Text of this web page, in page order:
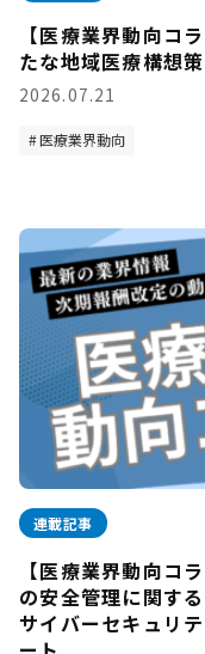
【医療業界動向コ
たな地域医療構想
2026.07.21
医療業界動向
連載記事
【医療業界動向コ
の安全管理に関す
サイバーセキュリ